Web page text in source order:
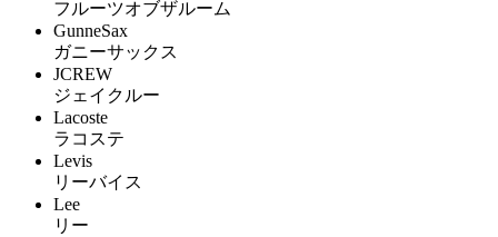
フルーツオブザルーム
GunneSax
ガニーサックス
JCREW
ジェイクルー
Lacoste
ラコステ
Levis
リーバイス
Lee
リー